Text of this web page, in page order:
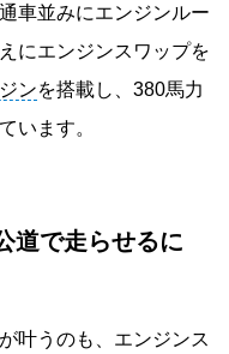
車並みにエンジンルー
にエンジンスワップを
ンを搭載し、380馬力
います。
道で走らせるに
叶うのも、エンジンス